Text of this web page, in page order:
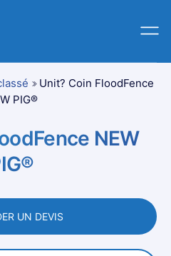
Unit? Coin FloodFence
PIG®
NEW
UN DEVIS